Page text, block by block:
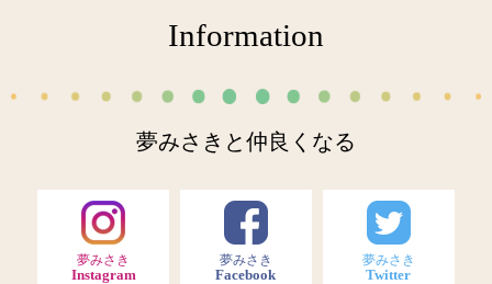
Information
夢みさきと仲良くなる
夢みさき
Instagram
夢みさき
Facebook
夢みさき
Twitter